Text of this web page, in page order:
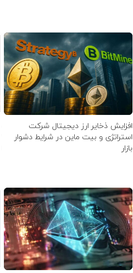
افزایش ذخایر ارز دیجیتال شرکت
استراتژی و بیت ماین در شرایط دشوار
بازار